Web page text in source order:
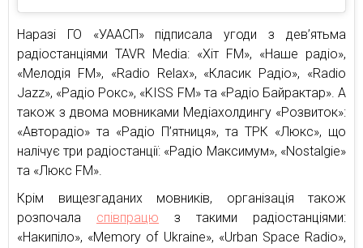
Наразі ГО «УААСП» підписала угоди з дев’ятьма
радіостанціями TAVR Mediа: «Хіт FM», «Наше радіо»,
«Мелодія FM», «Radio Relax», «Класик Радіо», «Radio
Jazz», «Радіо Рокс», «KISS FM» та «Радіо Байрактар». А
також з двома мовниками Медіахолдингу «Розвиток»:
«Авторадіо» та «Радіо П’ятниця», та ТРК «Люкс», що
налічує три радіостанції: «Радіо Максимум», «Nostalgie»
та «Люкс FM».
Крім вищезгаданих мовників, організація також
розпочала співпрацю з такими радіостанціями:
«Накипіло», «Memory of Ukraine», «Urban Space Radio»,